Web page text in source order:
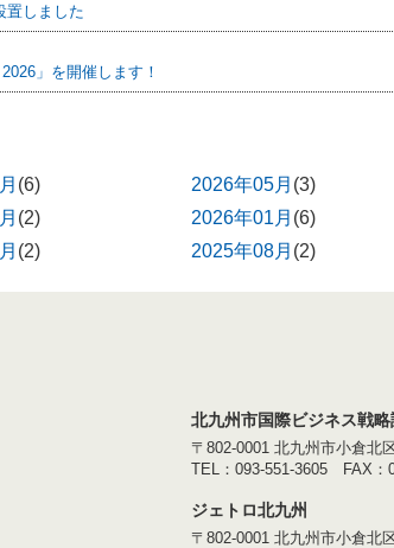
置しました
」を開催します！
(6) 2026年05月 (3)
(2) 2026年01月 (6)
(2) 2025年08月 (2)
北九州市国際ビジネス戦略
〒802-0001 北九州市小倉北
TEL：093-551-3605
FAX：
ジェトロ北九州
〒802-0001 北九州市小倉北